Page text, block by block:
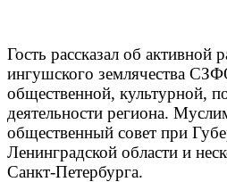
Гость рассказал об активной
ингушского землячества
общественной, культурной,
деятельности региона.
общественный совет при
Ленинградской области и
Санкт-Петербурга.